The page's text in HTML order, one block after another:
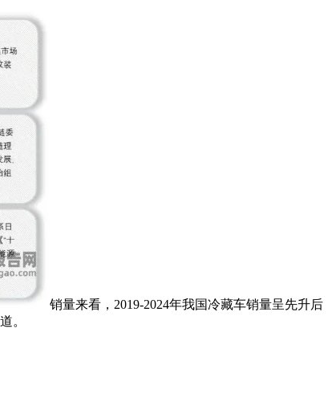
销量来看，2019-2024年我国冷藏车销量呈先升后
。